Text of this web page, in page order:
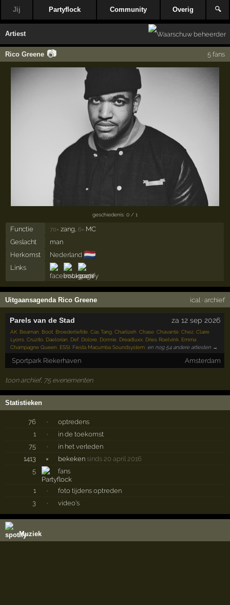
Jij Partyflock Community Overig 🔍
Artiest
Rico Greene 📷 5 fans
geschiedenis: 0 / 1
Functie 70× zang, 6× MC
Geslacht
man
Herkomst
Nederland 🇳🇱
Links
Uitgaansagenda Rico Greene ical · archief
Parels van de Stad za 12 sep 2026
AK Beaman Boot Broederliefde ,Cas Tang ,Charlizeh ,Chase ,Chavanté ,Chez ,Claire
Lyons ,Cruzito Daelorian Def Dolore Donnie Dreadluxx Dries Roelvink Emma
Champagne Queen ESSI Fiesta Macumba Soundsystem en nog 54 andere artiesten →
Sportpark Riekerhaven Amsterdam
toon archief, 75 evenementen
Statistieken
76 ·
optredens
1
·
in de toekomst
75
·
in het verleden
1413
× bekeken sinds 20 april 2016
5
fans
1 ·
foto tijdens optreden
3
· video's
Muziek